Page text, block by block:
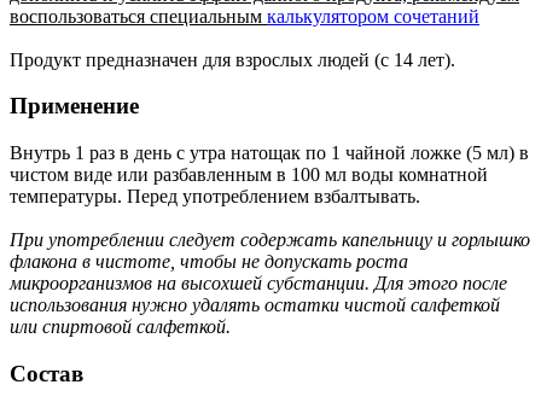
воспользоваться специальным калькулятором сочетаний
Продукт предназначен для взрослых людей (с 14 лет).
Применение
Внутрь 1 раз в день с утра натощак по 1 чайной ложке (5 мл) в
чистом виде или разбавленным в 100 мл воды комнатной
температуры. Перед употреблением взбалтывать.
При употреблении следует содержать капельницу и горлышко
флакона в чистоте, чтобы не допускать роста
микроорганизмов на высохшей субстанции. Для этого после
использования нужно удалять остатки чистой салфеткой
или спиртовой салфеткой.
Состав